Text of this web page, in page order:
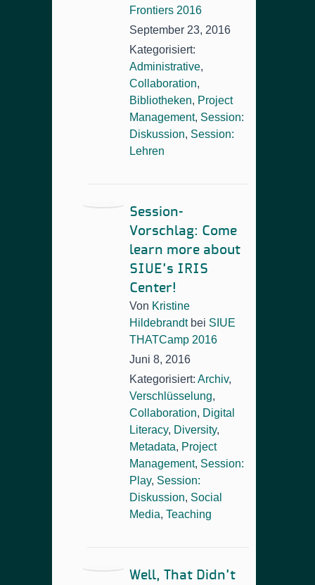
Frontiers 2016
September 23, 2016
Kategorisiert:
Administrative,
Collaboration,
Bibliotheken, Project
Management, Session:
Diskussion, Session:
Lehren
Session-
Vorschlag: Come
learn more about
SIUE’s IRIS
Center!
Von Kristine
Hildebrandt bei SIUE
THATCamp 2016
Juni 8, 2016
Kategorisiert: Archiv,
Verschlüsselung,
Collaboration, Digital
Literacy, Diversity,
Metadata, Project
Management, Session:
Play, Session:
Diskussion, Social
Media, Teaching
Well, That Didn’t